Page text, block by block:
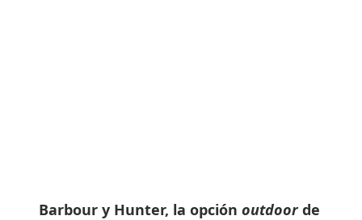
Barbour y Hunter, la opción outdoor de